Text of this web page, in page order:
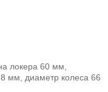
локера 60 мм,
мм, диаметр колеса 66